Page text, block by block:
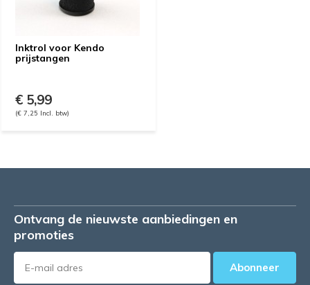
Inktrol voor Kendo
prijstangen
€ 5,99
(€ 7,25 Incl. btw)
Ontvang de nieuwste aanbiedingen en
promoties
Abonneer